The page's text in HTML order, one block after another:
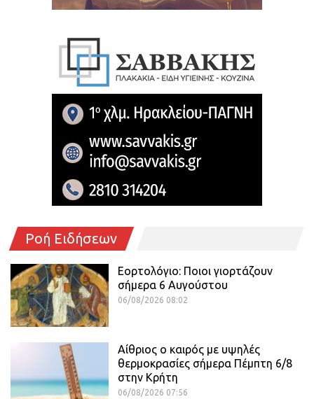
Ροή Ειδήσεων
Εορτολόγιο: Ποιοι γιορτάζουν
σήμερα 6 Αυγούστου
06/08/2026 08:02
Αίθριος o καιρός με υψηλές
θερμοκρασίες σήμερα Πέμπτη 6/8
στην Κρήτη
06/08/2026 07:56